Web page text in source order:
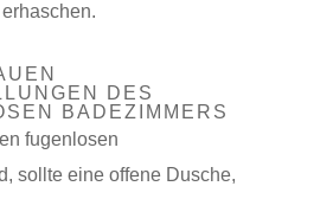
DES
BADEZIMMERS
fugenlosen
sollte eine offene Dusche,